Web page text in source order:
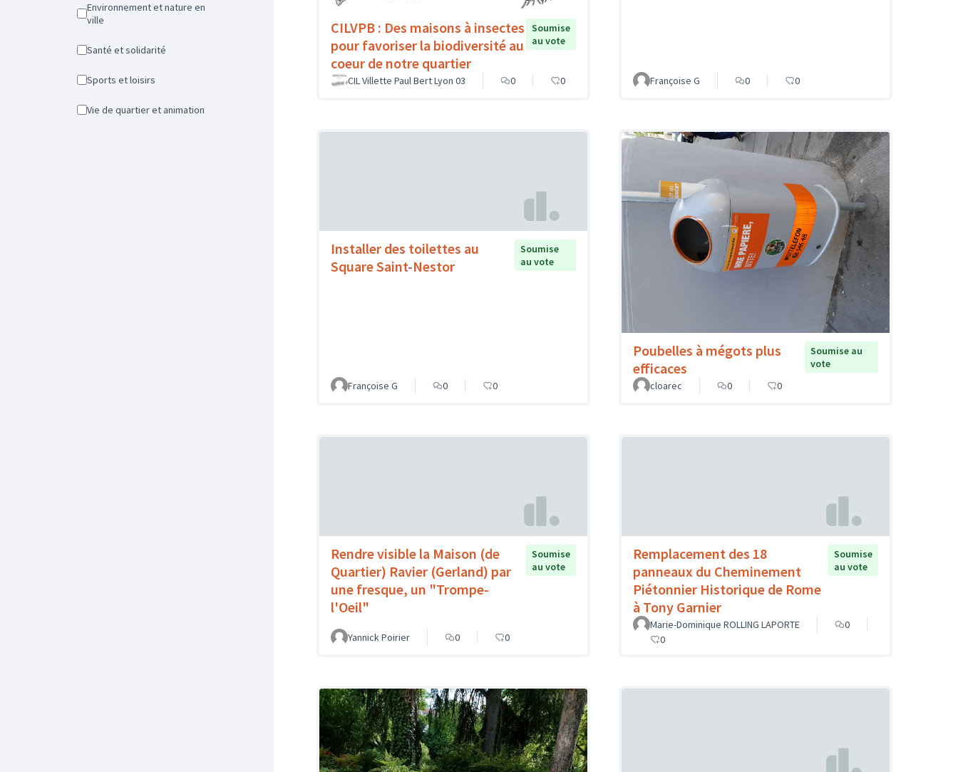
Environnement et nature en
ville
Santé et solidarité
Sports et loisirs
Vie de quartier et animation
CILVPB : Des maisons à insectes
pour favoriser la biodiversité au
coeur de notre quartier
Soumise
au vote
CIL Villette Paul Bert Lyon 03 0 0 Françoise G 0 0
Installer des toilettes au
Square Saint-Nestor
Soumise
au vote
Françoise G 0 0
Poubelles à mégots plus
efficaces
Soumise au
vote
cloarec
0 0
Rendre visible la Maison (de
Quartier) Ravier (Gerland) par
une fresque, un "Trompe-
l'Oeil"
Soumise
au vote
Yannick Poirier 0 0
Remplacement des 18
panneaux du Cheminement
Piétonnier Historique de Rome
à Tony Garnier
Soumise
au vote
Marie-Dominique ROLLING LAPORTE
0
0